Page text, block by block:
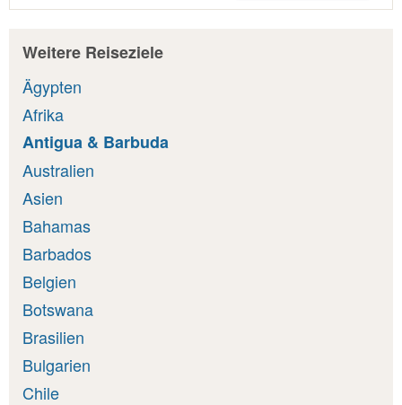
Weitere Reiseziele
Ägypten
Afrika
Antigua & Barbuda
Australien
Asien
Bahamas
Barbados
Belgien
Botswana
Brasilien
Bulgarien
Chile